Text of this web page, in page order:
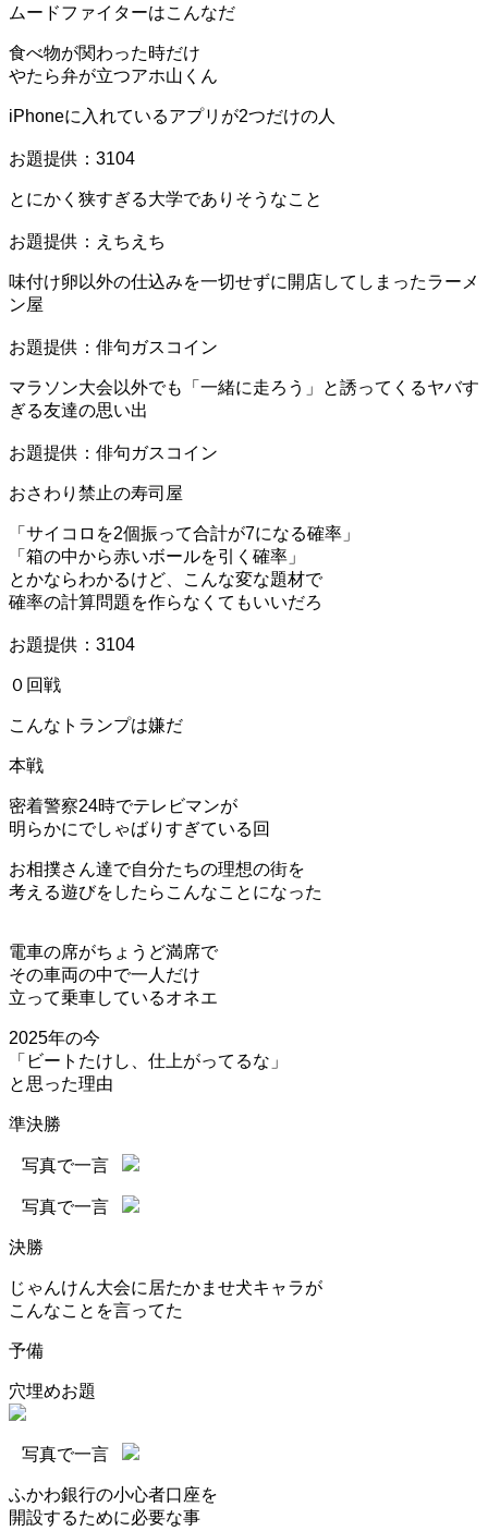
ムードファイターはこんなだ
食べ物が関わった時だけ
やたら弁が立つアホ山くん
iPhoneに入れているアプリが2つだけの人
お題提供：3104
とにかく狭すぎる大学でありそうなこと
お題提供：えちえち
味付け卵以外の仕込みを一切せずに開店してしまったラーメ
ン屋
お題提供：俳句ガスコイン
マラソン大会以外でも「一緒に走ろう」と誘ってくるヤバす
ぎる友達の思い出
お題提供：俳句ガスコイン
おさわり禁止の寿司屋
「サイコロを2個振って合計が7になる確率」
「箱の中から赤いボールを引く確率」
とかならわかるけど、こんな変な題材で
確率の計算問題を作らなくてもいいだろ
お題提供：3104
０回戦
こんなトランプは嫌だ
本戦
密着警察24時でテレビマンが
明らかにでしゃばりすぎている回
お相撲さん達で自分たちの理想の街を
考える遊びをしたらこんなことになった
電車の席がちょうど満席で
その車両の中で一人だけ
立って乗車しているオネエ
2025年の今
「ビートたけし、仕上がってるな」
と思った理由
準決勝
写真で一言
写真で一言
決勝
じゃんけん大会に居たかませ犬キャラが
こんなことを言ってた
予備
穴埋めお題
写真で一言
ふかわ銀行の小心者口座を
開設するために必要な事